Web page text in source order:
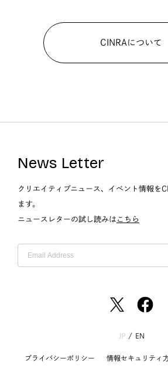
CINRAについて
News Letter
クリエイティブニュース、イベント情報を
ます。
ニュースレターの試し読みは こちら
JP/ EN
プライバシーポリシー 情報セキュリティ